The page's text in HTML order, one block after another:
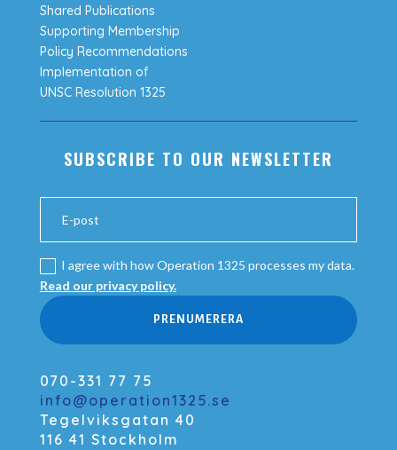
Shared Publications
Supporting Membership
Policy Recommendations
Implementation of
UNSC Resolution 1325
SUBSCRIBE TO OUR NEWSLETTER
I agree with how Operation 1325 processes my data.
Read our privacy policy.
PRENUMERERA
070-331 77 75
info@operation1325.se
Tegelviksgatan 40
116 41 Stockholm